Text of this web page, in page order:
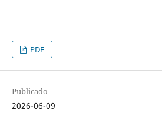
PDF
Publicado
2026-06-09